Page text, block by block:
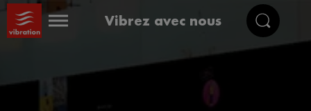
Vibrez avec nous